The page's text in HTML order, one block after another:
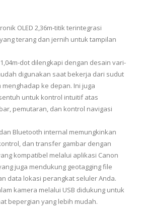
OLED 2,36m-titik terintegrasi
terang dan jernih untuk tampilan
dot dilengkapi dengan desain vari-
digunakan saat bekerja dari sudut
ke depan. Ini juga
untuk kontrol intuitif atas
pemutaran, dan kontrol navigasi
Bluetooth internal memungkinkan
dan transfer gambar dengan
kompatibel melalui aplikasi Canon
juga mendukung geotagging file
data lokasi perangkat seluler Anda.
kamera melalui USB didukung untuk
bepergian yang lebih mudah.